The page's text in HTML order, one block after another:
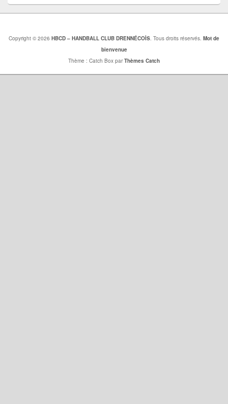
Copyright © 2026 HBCD – HANDBALL CLUB DRENNÉCOİS . Tous droits réservés. Mot de
bienvenue
Thème : Catch Box parThèmes Catch